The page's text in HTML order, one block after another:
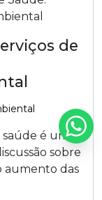
de
saúde é um
sobre
aumento das